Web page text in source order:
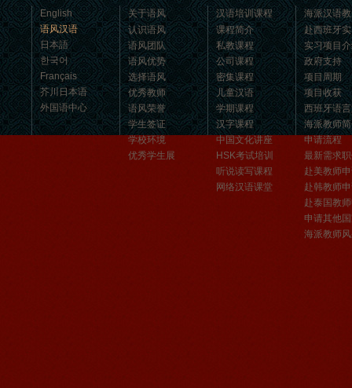
我叫Jennifer，我非常喜欢在语风汉语无
锡校学习汉语，这是一个非常好的学习
汉语和交朋友的好地方。 ...
English
语风汉语
日本語
한국어
Français
芥川日本语
外国语中心
关于语风
认识语风
语风团队
语风优势
选择语风
优秀教师
语风荣誉
学生签证
学校环境
优秀学生展
汉语培训课程
课程简介
私教课程
公司课程
密集课程
儿童汉语
学期课程
汉字课程
中国文化讲座
HSK考试培训
听说读写课程
网络汉语课堂
海派汉语
赴西班牙
实习项目
政府支持
项目周期
项目收获
西班牙语
海派教师
申请流程
最新需求
赴美教师
赴韩教师
赴泰国教
申请其他
海派教师